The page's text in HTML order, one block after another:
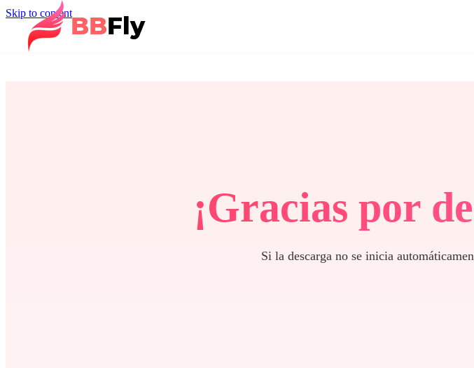
Skip to content
¡Gracias por
Si la descarga no se inicia